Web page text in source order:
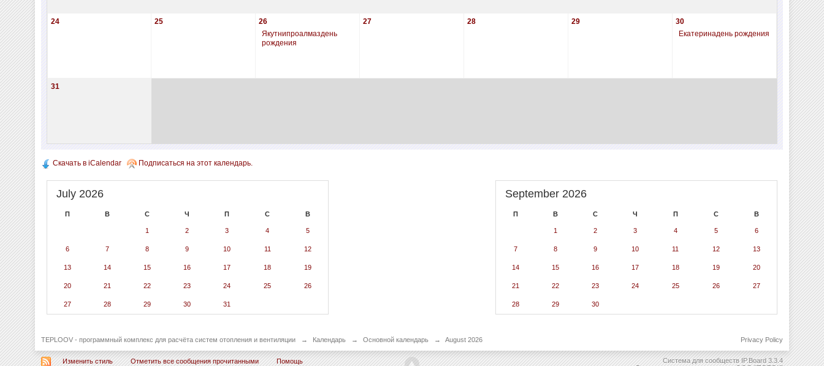
24 25
26
Якутнипроалмаздень
рождения
27 28 29
30
Екатеринадень рождения
31
Скачать в iCalendar Подписаться на этот календарь.
July 2026
П В С Ч П С В
1 2 3 4 5
6 7 8 9 10 11 12
13 14 15 16 17 18 19
20 21 22 23 24 25 26
27 28 29 30 31
September 2026
П В С Ч П С В
1 2 3 4 5 6
7 8 9 10 11 12 13
14 15 16 17 18 19 20
21 22 23 24 25 26 27
28 29 30
TEPLOOV - программный комплекс для расчёта систем отопления и вентиляции → Календарь → Основной календарь → August 2026 Privacy Policy
Изменить стиль Отметить все сообщения прочитанными Помощь Система для сообществ IP.Board 3.3.4